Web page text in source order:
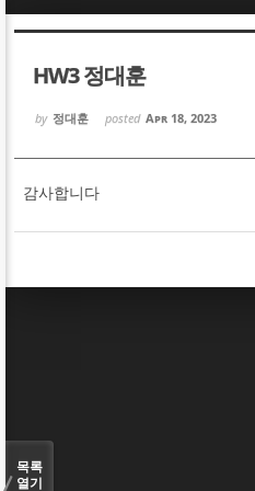
HW3 정대훈
by 정대훈 posted Apr 18, 2023
감사합니다
목록
열기
Sketchbook5, 스
Sketchbook5,
Sketchbook5, 스
Sketchbook5,